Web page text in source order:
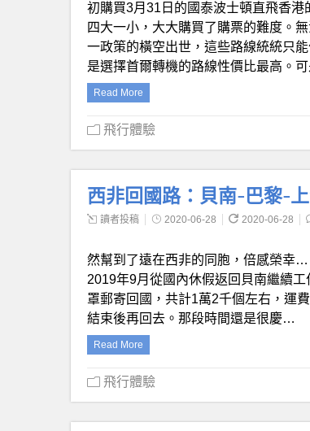
初購買3月31日的國泰波士頓直飛香港
四大一小，大大購買了購票的難度。
一政策的橫空出世，這些路線統統只
是選擇首爾轉機的路線性價比最高。
Read More
飛行體驗
西非回國路：貝南-巴黎-
讀者投稿 2020-06-28 2020-06-28
然幫到了遠在西非的同胞，倍感榮幸
2019年9月從國內休假返回貝南繼續
罩郵寄回國，共計1萬2千個左右，運
結束後再回去。那段時間還是很慶…
Read More
飛行體驗